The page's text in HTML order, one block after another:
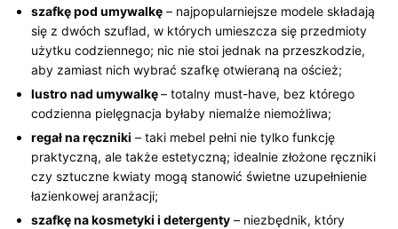
szafkępod umywalkę – najpopularniejsze modele składają
się z dwóch szuflad, w których umieszcza się przedmioty
użytku codziennego; nic nie stoi jednak na przeszkodzie,
aby zamiast nich wybrać szafkę otwieraną na oścież;
lustro nad umywalkę– totalny must-have, bez którego
codzienna pielęgnacja byłaby niemalże niemożliwa;
regał na ręczniki – taki mebel pełni nie tylko funkcję
praktyczną, ale także estetyczną; idealnie złożone ręczniki
czy sztuczne kwiaty mogą stanowić świetne uzupełnienie
łazienkowej aranżacji;
szafkę na kosmetyki i detergenty – niezbędnik, który